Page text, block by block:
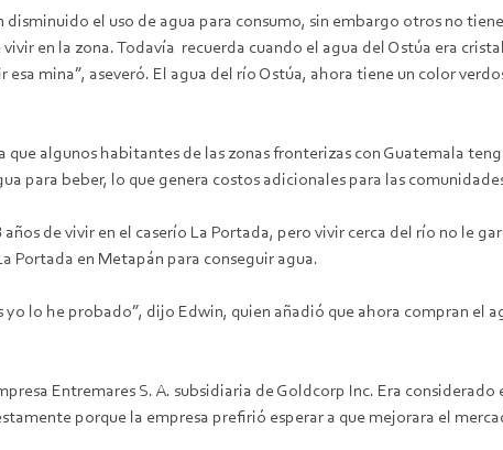
el uso de agua para consumo, sin embargo otros no
en la zona. Todavía recuerda cuando el agua del Ostúa era
mina”, aseveró. El agua del río Ostúa, ahora tiene un color
algunos habitantes de las zonas fronterizas con Guatemala
para beber, lo que genera costos adicionales para las
años de vivir en el caserío La Portada, pero vivir cerca del río no le
Portada en Metapán para conseguir agua.
yo lo he probado”, dijo Edwin, quien añadió que ahora compran el
Entremares S. A. subsidiaria de Goldcorp Inc. Era
porque la empresa prefirió esperar a que mejorara el